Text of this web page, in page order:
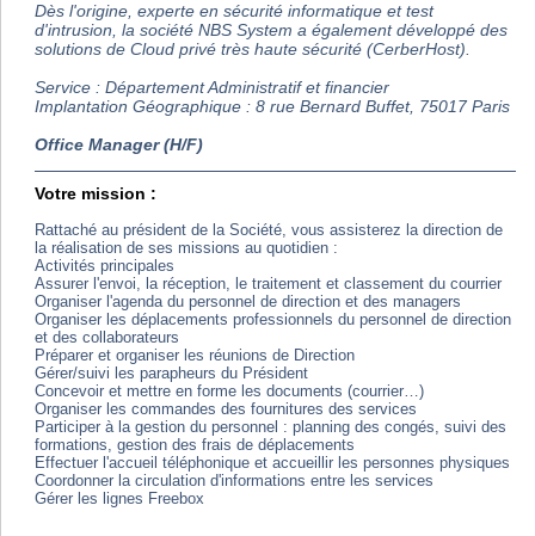
Dès l'origine, experte en sécurité informatique et test
d'intrusion, la société NBS System a également développé des
solutions de Cloud privé très haute sécurité (CerberHost).
Service : Département Administratif et financier
Implantation Géographique : 8 rue Bernard Buffet, 75017 Paris
Office Manager (H/F)
Votre mission :
Rattaché au président de la Société, vous assisterez la direction de
la réalisation de ses missions au quotidien :
Activités principales
Assurer l'envoi, la réception, le traitement et classement du courrier
Organiser l'agenda du personnel de direction et des managers
Organiser les déplacements professionnels du personnel de direction
et des collaborateurs
Préparer et organiser les réunions de Direction
Gérer/suivi les parapheurs du Président
Concevoir et mettre en forme les documents (courrier…)
Organiser les commandes des fournitures des services
Participer à la gestion du personnel : planning des congés, suivi des
formations, gestion des frais de déplacements
Effectuer l'accueil téléphonique et accueillir les personnes physiques
Coordonner la circulation d'informations entre les services
Gérer les lignes Freebox